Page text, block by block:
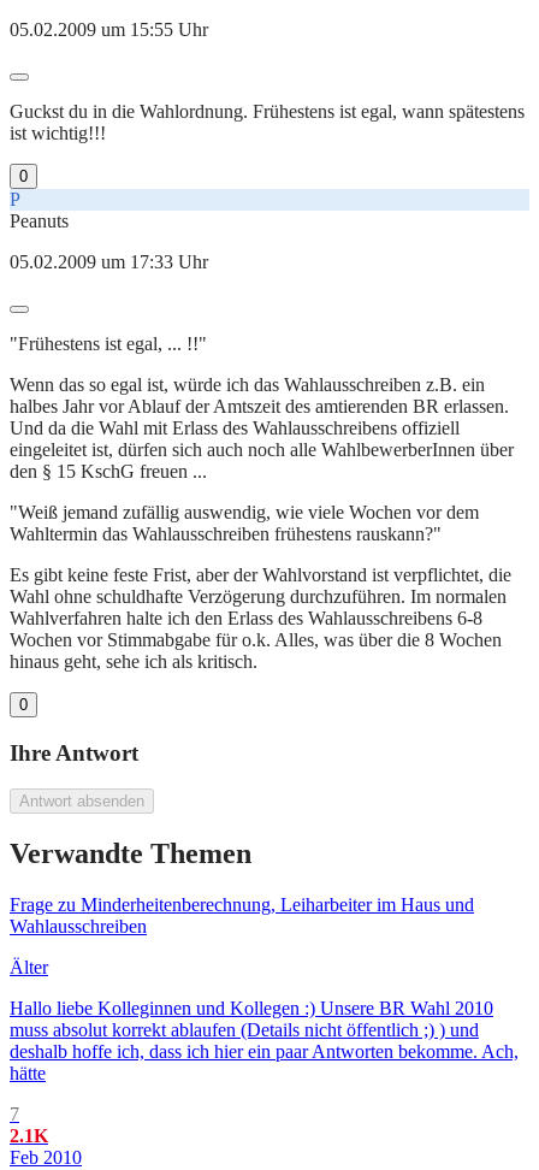
05.02.2009 um 15:55 Uhr
Guckst du in die Wahlordnung. Frühestens ist egal, wann spätestens
ist wichtig!!!
0
P
Peanuts
05.02.2009 um 17:33 Uhr
"Frühestens ist egal, ... !!"
Wenn das so egal ist, würde ich das Wahlausschreiben z.B. ein
halbes Jahr vor Ablauf der Amtszeit des amtierenden BR erlassen.
Und da die Wahl mit Erlass des Wahlausschreibens offiziell
eingeleitet ist, dürfen sich auch noch alle WahlbewerberInnen über
den § 15 KschG freuen ...
"Weiß jemand zufällig auswendig, wie viele Wochen vor dem
Wahltermin das Wahlausschreiben frühestens rauskann?"
Es gibt keine feste Frist, aber der Wahlvorstand ist verpflichtet, die
Wahl ohne schuldhafte Verzögerung durchzuführen. Im normalen
Wahlverfahren halte ich den Erlass des Wahlausschreibens 6-8
Wochen vor Stimmabgabe für o.k. Alles, was über die 8 Wochen
hinaus geht, sehe ich als kritisch.
0
Ihre Antwort
Antwort absenden
Verwandte Themen
Frage zu Minderheitenberechnung, Leiharbeiter im Haus und
Wahlausschreiben
Älter
Hallo liebe Kolleginnen und Kollegen :) Unsere BR Wahl 2010
muss absolut korrekt ablaufen (Details nicht öffentlich ;) ) und
deshalb hoffe ich, dass ich hier ein paar Antworten bekomme. Ach,
hätte
7
2.1K
Feb 2010